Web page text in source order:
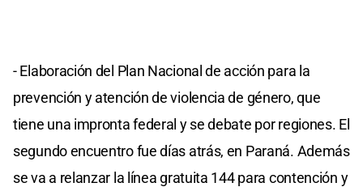
- Elaboración del Plan Nacional de acción para la
prevención y atención de violencia de género, que
tiene una impronta federal y se debate por regiones. El
segundo encuentro fue días atrás, en Paraná. Además
se va a relanzar la línea gratuita 144 para contención y